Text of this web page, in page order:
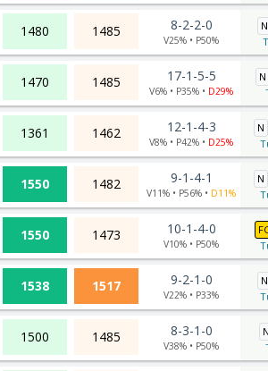
1480 1485 8-2-2-0
V25% • P50%
N
1470 1485 17-1-5-5
V6% • P35% • D29%
N
1361 1462 12-1-4-3
V8% • P42% • D25%
N
1550 1482 9-1-4-1
V11% • P56% • D11%
N
1550 1473 10-1-4-0
V10% • P50%
1538 1517 9-2-1-0
V22% • P33%
N
1500 1485 8-3-1-0
V38% • P50%